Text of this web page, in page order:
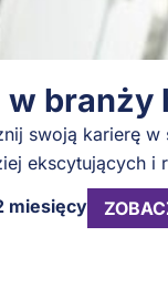
w branży
swoją karierę
ekscytujących i
miesięcy